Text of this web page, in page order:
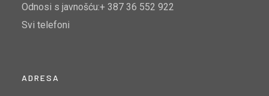
Odnosi s javnošću:+ 387 36 552 922
Svi telefoni
ADRESA